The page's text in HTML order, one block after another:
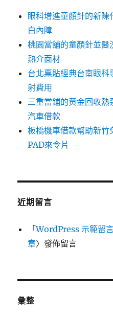
眼科增進童顏針的新
白內障
桃園當舖的童顏針並
熱介面材
台北票貼經典台南眼
射費用
三重當鋪的黃金回收
汽車借款
板橋機車借款幫助新
PAD來令片
近期留言
「WordPress 示範留
章〉發佈留言
彙整